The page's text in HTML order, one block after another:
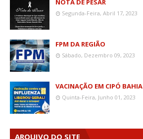
NOTA DE PESAR
Segunda-Feira, Abril 17, 2023
FPM DA REGIÃO
Sábado, Dezembro 09, 2023
VACINAÇÃO EM CIPÓ BAHIA
Quinta-Feira, Junho 01, 2023
ARQUIVO DO SITE